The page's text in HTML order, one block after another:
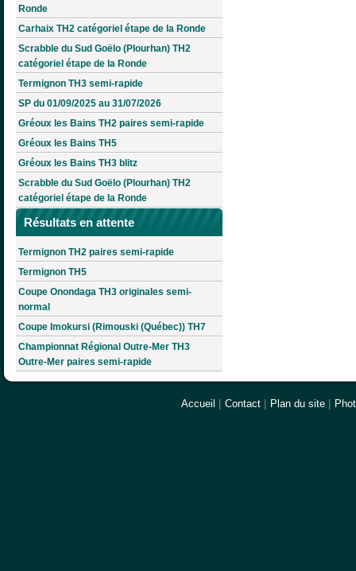
Ronde
Carhaix TH2 catégoriel étape de la Ronde
Scrabble du Sud Goëlo (Plourhan) TH2
catégoriel étape de la Ronde
Termignon TH3 semi-rapide
SP du 01/09/2025 au 31/07/2026
Gréoux les Bains TH2 paires semi-rapide
Gréoux les Bains TH5
Gréoux les Bains TH3 blitz
Scrabble du Sud Goëlo (Plourhan) TH2
catégoriel étape de la Ronde
Résultats en attente
Termignon TH2 paires semi-rapide
Termignon TH5
Coupe Onondaga TH3 originales semi-
normal
Coupe Imokursi (Rimouski (Québec)) TH7
Championnat Régional Outre-Mer TH3
Outre-Mer paires semi-rapide
Accueil | Contact | Plan du site |